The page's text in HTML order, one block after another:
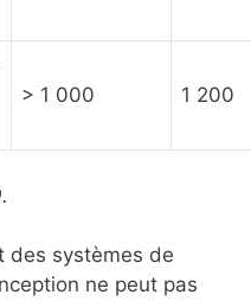
> 1 000 1 200
des systèmes de
ne peut pas